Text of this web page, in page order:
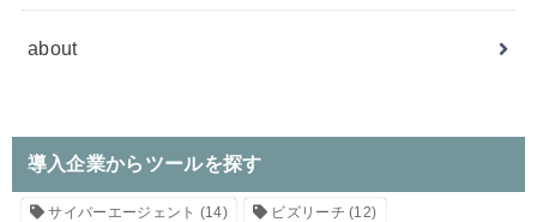
about
導入企業からツールを探す
サイバーエージェント (14) ビズリーチ (12)